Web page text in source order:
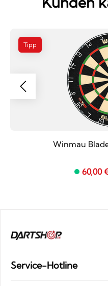
Tipp
Winmau
60,00 €
Service-Hotline